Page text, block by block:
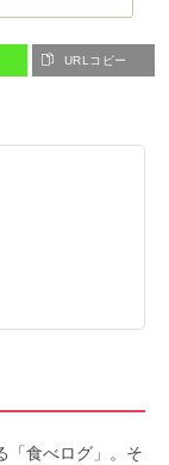
URLコピー
「食べログ」。そ